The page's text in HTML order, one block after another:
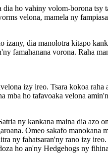
ho vahiny volom-borona
velona, ​​mamela ny
dia manolotra kitapo
famahanana vorona. Raha
izy ireo. Tsara kokoa
mba ho tafavoaka velona
ny kankana maina dia azo
Omeo sakafo manokana
ny fahatsaran'ny rano izy
ho an'ny Hedgehogs ny